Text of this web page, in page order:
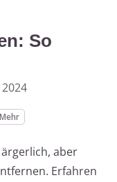
So
Mehr
aber
Erfahren